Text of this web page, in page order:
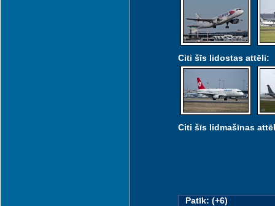
Citi šīs lidostas attēli:
Citi šīs lidmašīnas
Patīk: (+6)